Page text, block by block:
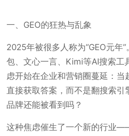
一、GEO的狂热与乱象
2025年被很多人称为“GEO元年
包、文心一言、Kimi等AI搜索工
虑开始在企业和营销圈蔓延：当
直接获取答案，而不是翻搜索引
品牌还能被看到吗？
这种焦虑催生了一个新的行业